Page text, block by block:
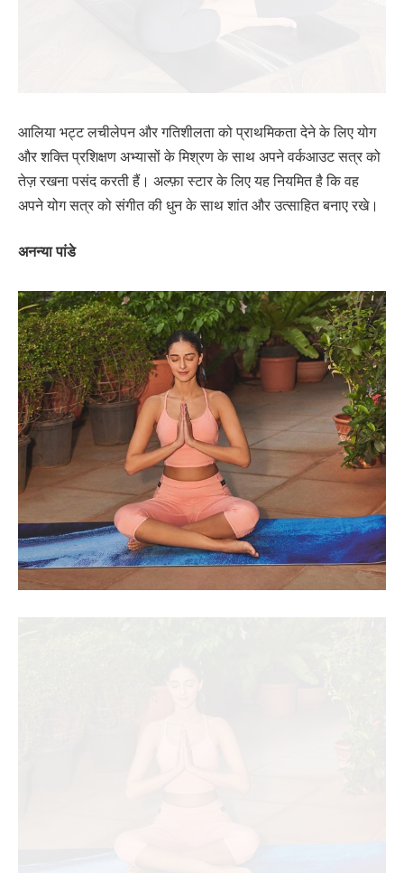
आलिया भट्ट लचीलेपन और गतिशीलता को प्राथमिकता देने के लिए योग
और शक्ति प्रशिक्षण अभ्यासों के मिश्रण के साथ अपने वर्कआउट सत्र को
तेज़ रखना पसंद करती हैं। अल्फ़ा स्टार के लिए यह नियमित है कि वह
अपने योग सत्र को संगीत की धुन के साथ शांत और उत्साहित बनाए रखे।
अनन्या पांडे